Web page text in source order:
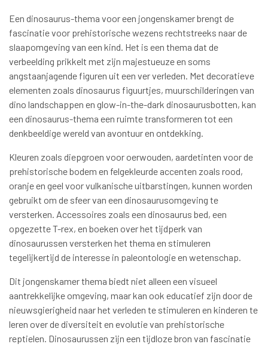
Een dinosaurus-thema voor een jongenskamer brengt de
fascinatie voor prehistorische wezens rechtstreeks naar de
slaapomgeving van een kind. Het is een thema dat de
verbeelding prikkelt met zijn majestueuze en soms
angstaanjagende figuren uit een ver verleden. Met decoratieve
elementen zoals dinosaurus figuurtjes, muurschilderingen van
dino landschappen en glow-in-the-dark dinosaurusbotten, kan
een dinosaurus-thema een ruimte transformeren tot een
denkbeeldige wereld van avontuur en ontdekking.
Kleuren zoals diepgroen voor oerwouden, aardetinten voor de
prehistorische bodem en felgekleurde accenten zoals rood,
oranje en geel voor vulkanische uitbarstingen, kunnen worden
gebruikt om de sfeer van een dinosaurusomgeving te
versterken. Accessoires zoals een dinosaurus bed, een
opgezette T-rex, en boeken over het tijdperk van
dinosaurussen versterken het thema en stimuleren
tegelijkertijd de interesse in paleontologie en wetenschap.
Dit jongenskamer thema biedt niet alleen een visueel
aantrekkelijke omgeving, maar kan ook educatief zijn door de
nieuwsgierigheid naar het verleden te stimuleren en kinderen te
leren over de diversiteit en evolutie van prehistorische
reptielen. Dinosaurussen zijn een tijdloze bron van fascinatie